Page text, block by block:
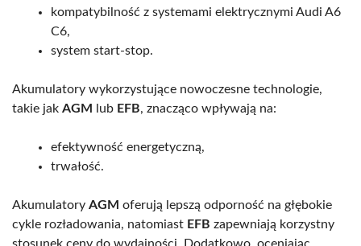
kompatybilność z systemami elektrycznymi Audi A6
C6,
system start-stop.
Akumulatory wykorzystujące nowoczesne technologie,
takie jak AGM lub EFB, znacząco wpływają na:
efektywność energetyczną,
trwałość.
Akumulatory AGM oferują lepszą odporność na głębokie
cykle rozładowania, natomiast EFB zapewniają korzystny